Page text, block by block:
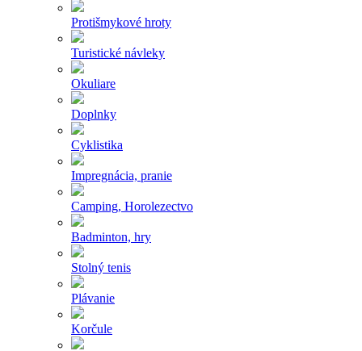
Protišmykové hroty
Turistické návleky
Okuliare
Doplnky
Cyklistika
Impregnácia, pranie
Camping, Horolezectvo
Badminton, hry
Stolný tenis
Plávanie
Korčule